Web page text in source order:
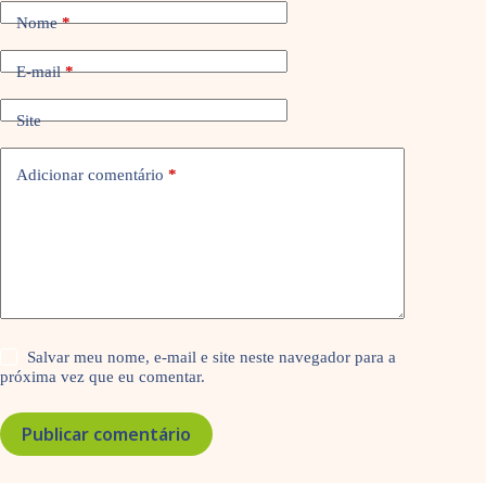
Nome*
E-mail*
Site
Adicionar comentário *
Salvar meu nome, e-mail e site neste navegador para a
próxima vez que eu comentar.
Publicar comentário